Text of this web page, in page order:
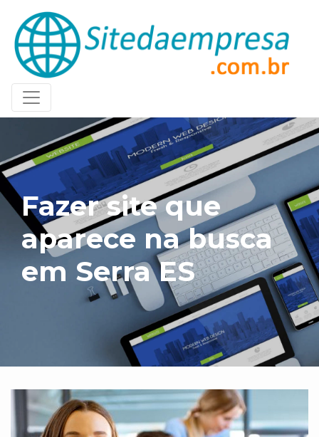
Fazer site que
aparece na busca
em Serra ES